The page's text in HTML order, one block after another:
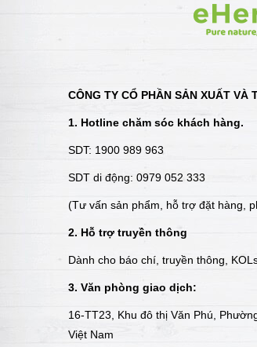
CÔNG TY CỔ PHẦN SẢN XUẤT VÀ
1. Hotline chăm sóc khách hàng.
SDT: 1900 989 963
SDT di động: 0979 052 333
(Tư vấn sản phẩm, hỗ trợ đặt hàng,
2. Hỗ trợ truyền thông
Dành cho báo chí, truyền thông,
3. Văn phòng giao dịch:
16-TT23, Khu đô thị Văn Phú,
Việt Nam